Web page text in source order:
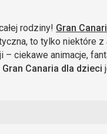
rodziny! Gran
to tylko niektóre
ciekawe animacje,
Gran Canaria dla dzieci